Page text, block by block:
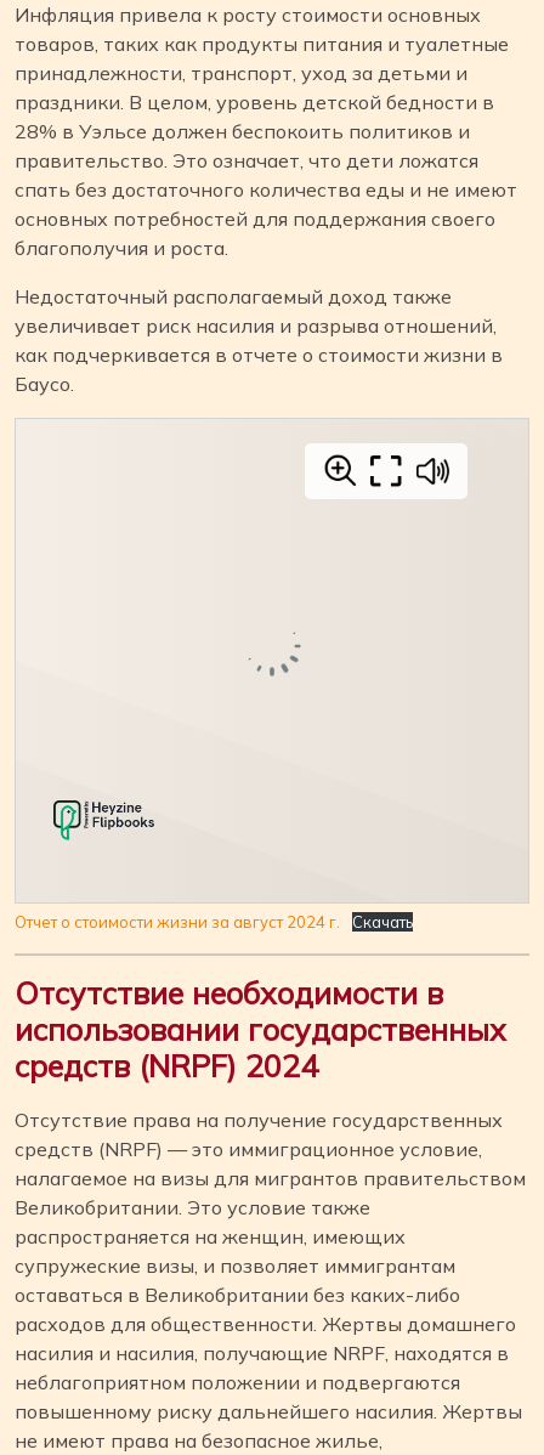
Инфляция привела к росту стоимости основных
товаров, таких как продукты питания и туалетные
принадлежности, транспорт, уход за детьми и
праздники. В целом, уровень детской бедности в
28% в Уэльсе должен беспокоить политиков и
правительство. Это означает, что дети ложатся
спать без достаточного количества еды и не имеют
основных потребностей для поддержания своего
благополучия и роста.
Недостаточный располагаемый доход также
увеличивает риск насилия и разрыва отношений,
как подчеркивается в отчете о стоимости жизни в
Баусо.
Отчет о стоимости жизни за август 2024 г. Скачать
Отсутствие необходимости в
использовании государственных
средств (NRPF) 2024
Отсутствие права на получение государственных
средств (NRPF) — это иммиграционное условие,
налагаемое на визы для мигрантов правительством
Великобритании. Это условие также
распространяется на женщин, имеющих
супружеские визы, и позволяет иммигрантам
оставаться в Великобритании без каких-либо
расходов для общественности. Жертвы домашнего
насилия и насилия, получающие NRPF, находятся в
неблагоприятном положении и подвергаются
повышенному риску дальнейшего насилия. Жертвы
не имеют права на безопасное жилье,